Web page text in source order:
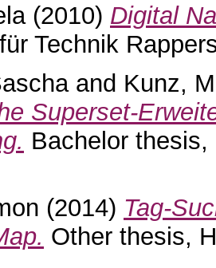
(2010) Digital
Technik
and Kunz,
Superset-
Bachelor
(2014) Tag-
Other thesis,